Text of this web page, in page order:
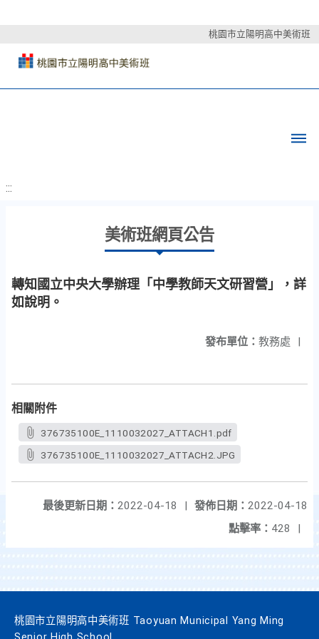
桃園市立陽明高中美術班
:::
美術班網頁公告
轉知國立中央大學辦理「中學教師天文研習營」，詳
如說明。
發布單位： 教務處 |
相關附件
376735100E_1110032027_ATTACH1.pdf
376735100E_1110032027_ATTACH2.JPG
發佈日期： 2022-04-18
最後更新日期： 2022-04-18
|
點擊率： 428 |
桃園市立陽明高中美術班 Taoyuan Municipal Yang Ming